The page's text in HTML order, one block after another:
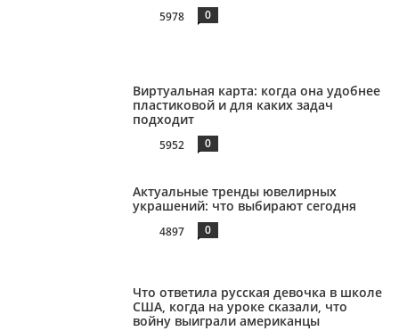
5978 0
Виртуальная карта: когда она удобнее
пластиковой и для каких задач
подходит
5952 0
Актуальные тренды ювелирных
украшений: что выбирают сегодня
4897 0
Что ответила русская девочка в школе
США, когда на уроке сказали, что
войну выиграли американцы